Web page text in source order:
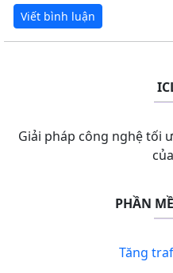
Giải pháp công nghệ tối
PHẦN
Tăng